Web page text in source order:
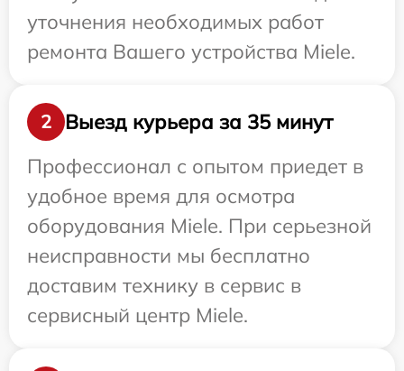
уточнения необходимых работ
ремонта Вашего устройства Miele.
2
Выезд курьера за 35 минут
Профессионал с опытом приедет в
удобное время для осмотра
оборудования Miele. При серьезной
неисправности мы бесплатно
доставим технику в сервис в
сервисный центр Miele.